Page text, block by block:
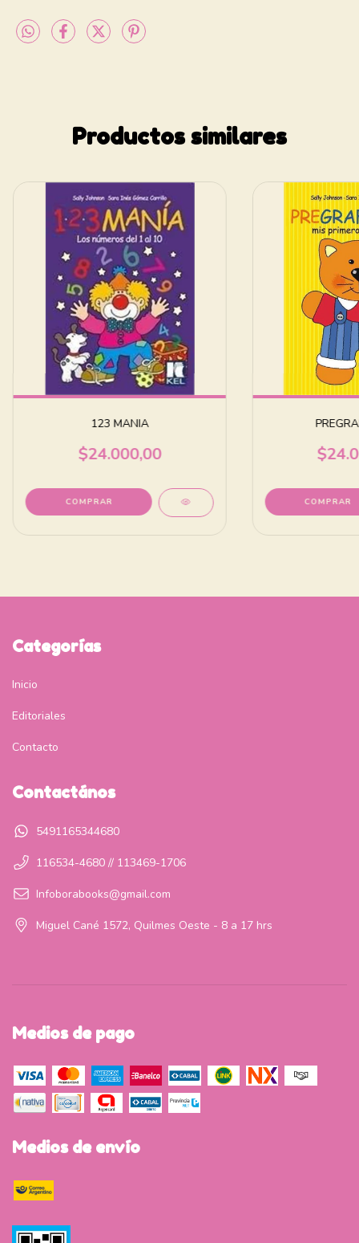
Productos similares
123 MANIA
$24.000,00
Categorías
Inicio
Editoriales
Contacto
Contactános
5491165344680
116534-4680 // 113469-1706
Infoborabooks@gmail.com
Miguel Cané 1572, Quilmes Oeste - 8 a 17 hrs
Medios de pago
Medios de envío